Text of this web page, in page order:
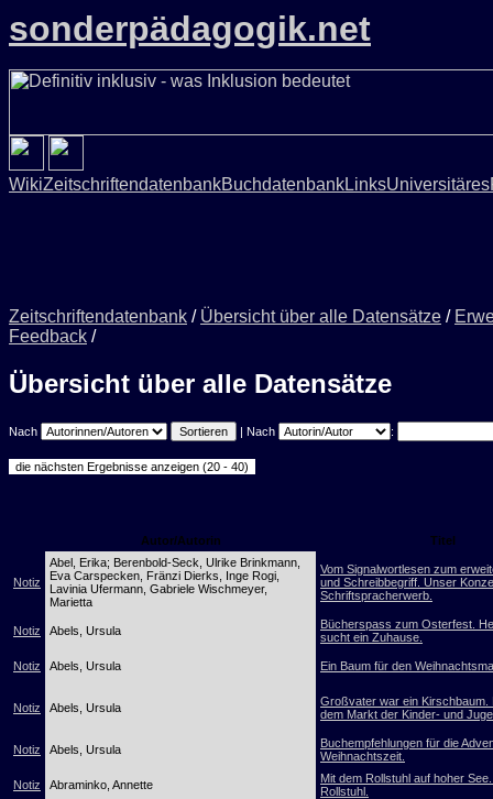
sonderpädagogik.net
WikiZeitschriftendatenbankBuchdatenbankLinksUniversitäres
Zeitschriftendatenbank / Übersicht über alle Datensätze /
Feedback /
Übersicht über alle Datensätze
Nach | Nach :
Autor/Autorin Titel
Notiz
Abel, Erika; Berenbold-Seck, Ulrike Brinkmann,
Eva Carspecken, Fränzi Dierks, Inge Rogi,
Lavinia Ufermann, Gabriele Wischmeyer,
Marietta
Vom Signalwortlesen zum
und Schreibbegriff. Unser
Schriftspracherwerb.
Notiz Abels, Ursula
Bücherspass zum Osterfest.
sucht ein Zuhause.
Notiz Abels, Ursula Ein Baum für den
Notiz Abels, Ursula
Großvater war ein Kirschbaum.
dem Markt der Kinder- und
Notiz Abels, Ursula
Buchempfehlungen für die
Weihnachtszeit.
Notiz Abraminko, Annette
Mit dem Rollstuhl auf hoher
Rollstuhl.